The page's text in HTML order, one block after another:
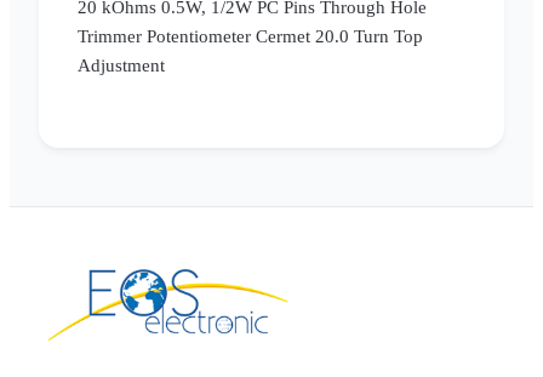
20 kOhms 0.5W, 1/2W PC Pins Through Hole
Trimmer Potentiometer Cermet 20.0 Turn Top
Adjustment